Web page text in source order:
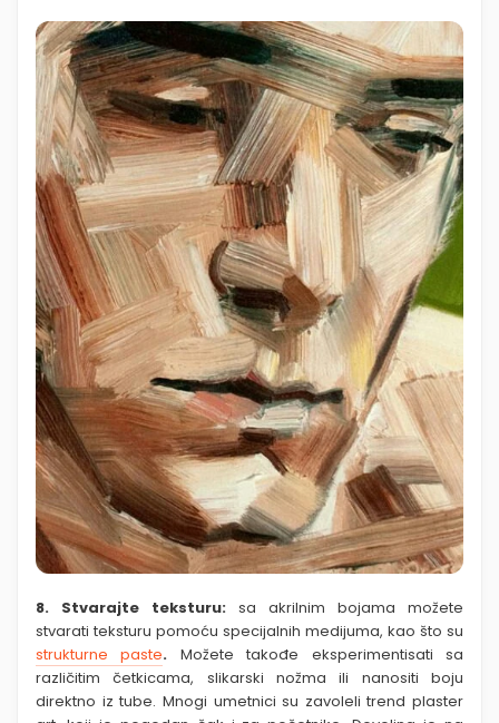
8. Stvarajte teksturu: sa akrilnim bojama možete
stvarati teksturu pomoću specijalnih medijuma, kao što su
strukturne paste. Možete takođe eksperimentisati sa
različitim četkicama, slikarski nožma ili nanositi boju
direktno iz tube. Mnogi umetnici su zavoleli trend plaster